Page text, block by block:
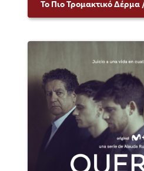
Το Πιο Τρομακτικό Δέρμα